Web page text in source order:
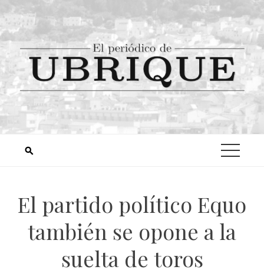
El partido político Equo
también se opone a la
suelta de toros